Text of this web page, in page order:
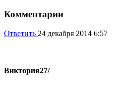
Комментарии
Ответить 24 декабря 2014 6:57
Виктория27/